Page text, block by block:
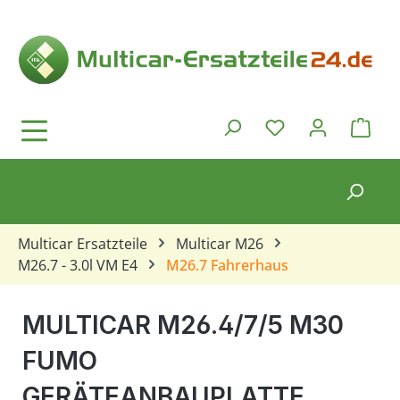
Du hast 0
Multicar Ersatzteile
Multicar M26
M26.7 - 3.0l VM E4
M26.7 Fahrerhaus
MULTICAR M26.4/7/5 M30
FUMO